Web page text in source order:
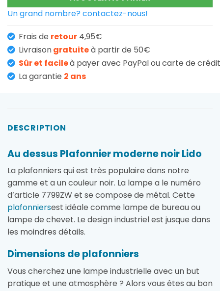
Un grand nombre? contactez-nous!
Frais de retour 4,95€
Livraisongratuiteà partir de 50€
Sûr et facileà payer avec PayPal ou carte de crédit
La garantie 2 ans
DESCRIPTION
Au dessus Plafonnier moderne noir Lido
La plafonniers qui est très populaire dans notre
gamme et a un couleur noir. La lampe a le numéro
d’article 7799ZW et se compose de métal. Cette
plafonniersest idéale comme lampe de bureau ou
lampe de chevet. Le design industriel est jusque dans
les moindres détails.
Dimensions de plafonniers
Vous cherchez une lampe industrielle avec un but
pratique et une atmosphère ? Alors vous êtes au bon